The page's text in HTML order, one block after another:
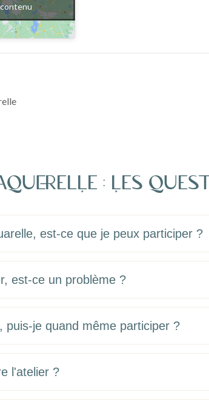
: Les
est-ce que je peux participer ?
est-ce un problème ?
puis-je quand même participer ?
l'atelier ?